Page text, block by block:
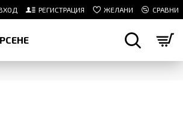
РЕГИСТРАЦИЯ ЖЕЛАНИ СРАВНИ